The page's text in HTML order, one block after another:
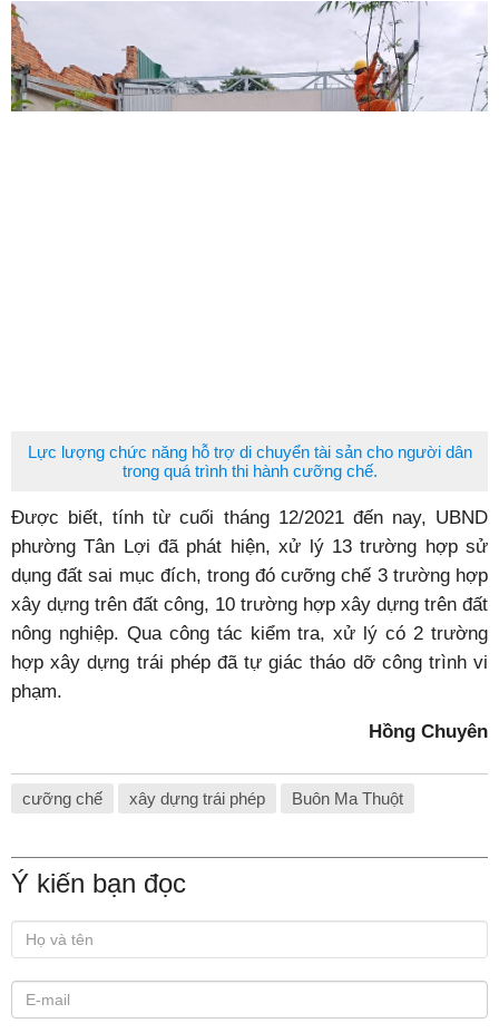
Lực lượng chức năng hỗ trợ di chuyển tài sản cho người dân
trong quá trình thi hành cưỡng chế.
Được biết, tính từ cuối tháng 12/2021 đến nay, UBND
phường Tân Lợi đã phát hiện, xử lý 13 trường hợp sử
dụng đất sai mục đích, trong đó cưỡng chế 3 trường hợp
xây dựng trên đất công, 10 trường hợp xây dựng trên đất
nông nghiệp. Qua công tác kiểm tra, xử lý có 2 trường
hợp xây dựng trái phép đã tự giác tháo dỡ công trình vi
phạm.
Hồng Chuyên
cưỡng chế xây dựng trái phép Buôn Ma Thuột
Ý kiến bạn đọc